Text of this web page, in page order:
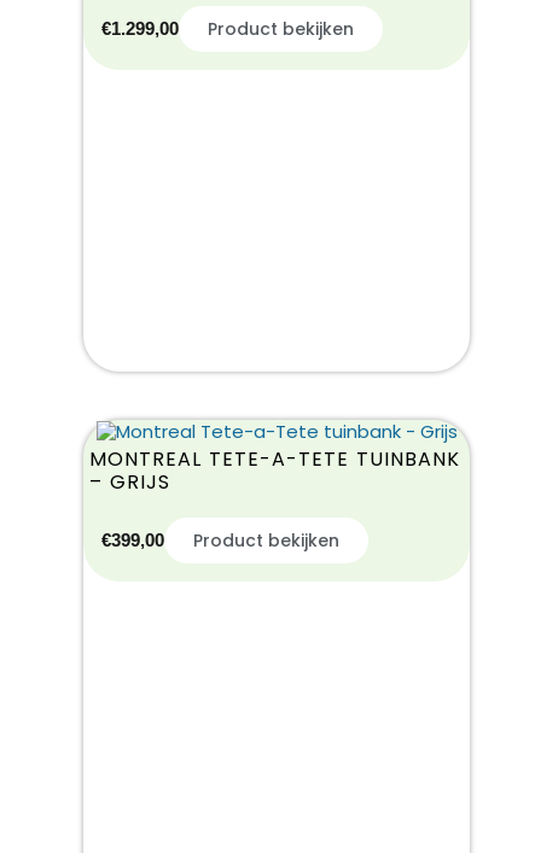
€1.299,00 Product bekijken
MONTREAL TETE-A-TETE TUINBANK
– GRIJS
€399,00 Product bekijken